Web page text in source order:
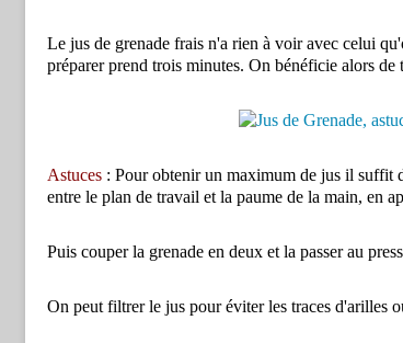
Le jus de grenade frais n'a rien à voir avec celui
préparer prend trois minutes. On bénéficie alors de
Astuces : Pour obtenir un maximum de jus il suffit
entre le plan de travail et la paume de la main, en
Puis couper la grenade en deux et la passer au
On peut filtrer le jus pour éviter les traces d'arilles